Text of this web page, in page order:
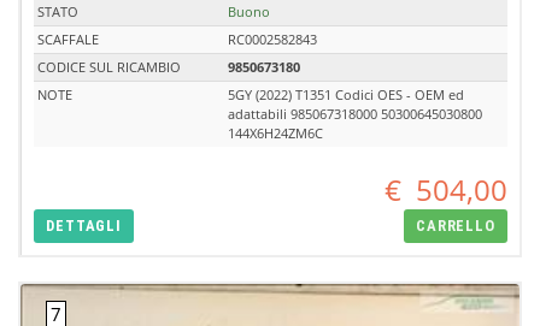
STATO
Buono
SCAFFALE
RC0002582843
CODICE SUL RICAMBIO
9850673180
NOTE
5GY (2022) T1351 Codici OES - OEM ed
adattabili 985067318000 50300645030800
144X6H24ZM6C
€ 504,00
DETTAGLI CARRELLO